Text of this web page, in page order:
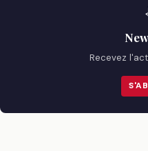
Recevez